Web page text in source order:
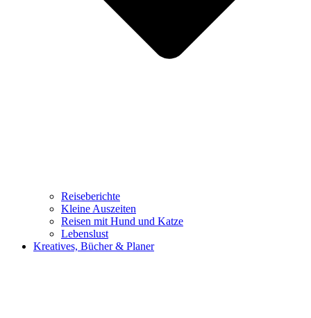
Reiseberichte
Kleine Auszeiten
Reisen mit Hund und Katze
Lebenslust
Kreatives, Bücher & Planer